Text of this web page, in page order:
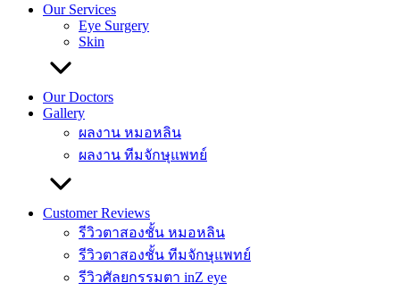
Our Services
Eye Surgery
Skin
Our Doctors
Gallery
ผลงาน หมอหลิน
ผลงาน ทีมจักษุแพทย์
Customer Reviews
รีวิวตาสองชั้น หมอหลิน
รีวิวตาสองชั้น ทีมจักษุแพทย์
รีวิวศัลยกรรมตา inZ eye